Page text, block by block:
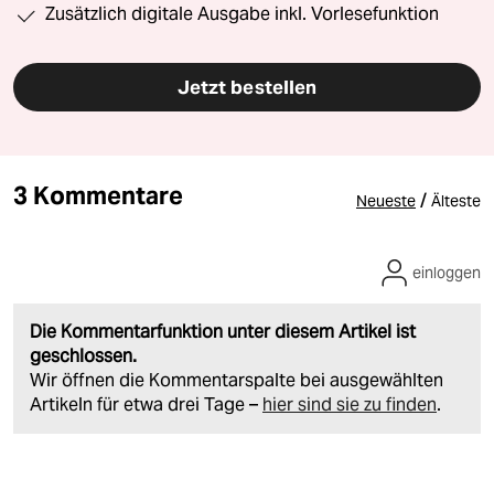
Zusätzlich digitale Ausgabe inkl. Vorlesefunktion
Jetzt bestellen
3 Kommentare Neueste / Älteste
Die Kommentarfunktion unter diesem Artikel ist
geschlossen.
Wir öffnen die Kommentarspalte bei ausgewählten
Artikeln für etwa drei Tage – hier sind sie zu finden.
einloggen